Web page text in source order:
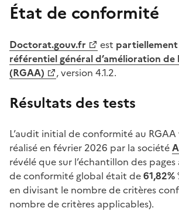
État de conformité
(Ouvre une nouvelle fenêtre)
Doctorat.gouv.fr est
(Ouvre une nouvelle fenêtre)
référentiel général d’amélioration de
(RGAA)
, version 4.1.2.
Résultats des tests
L’audit initial de conformité au RGAA
réalisé en février 2026 par la société
(Ouvre une nouvelle fenêtre)
révélé que sur l’échantillon des
de conformité global était de61,82%
en divisant le nombre de critères
nombre de critères applicables).